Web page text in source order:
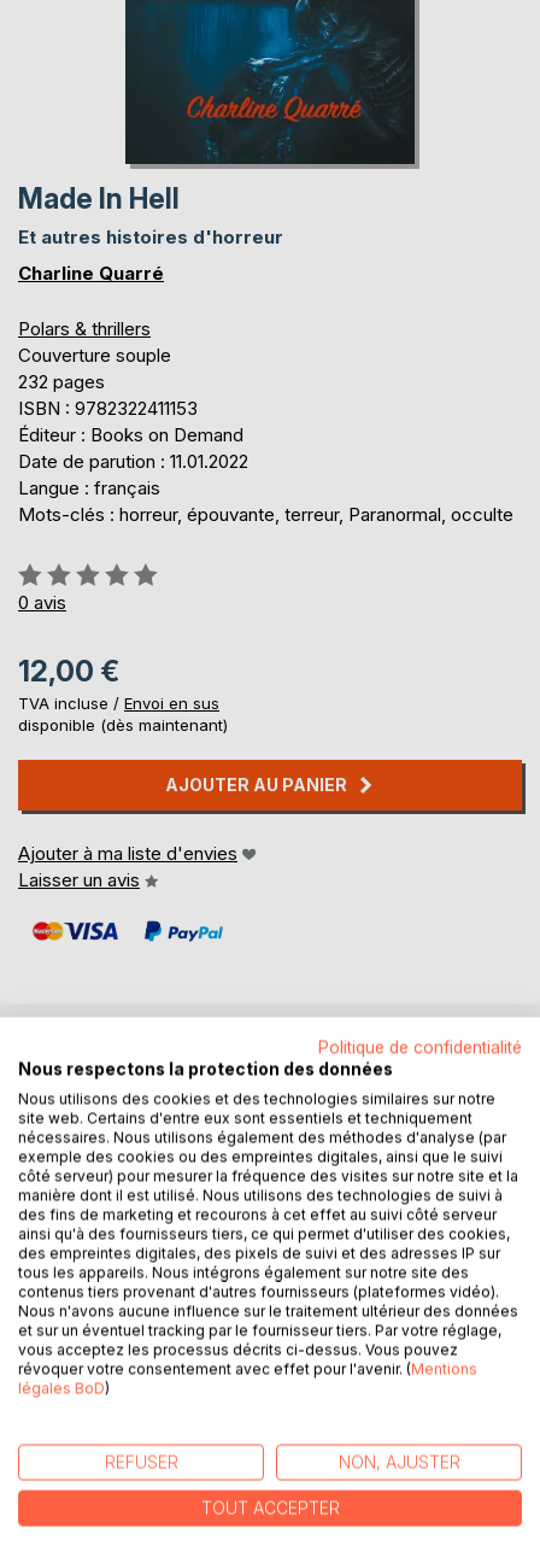
Made In Hell
Et autres histoires d'horreur
Charline Quarré
Polars & thrillers
Couverture souple
232 pages
ISBN : 9782322411153
Éditeur : Books on Demand
Date de parution : 11.01.2022
Langue : français
Mots-clés : horreur, épouvante, terreur, Paranormal, occulte
Évaluation:
0%
0 avis
12,00 €
TVA incluse / Envoi en sus
disponible (dès maintenant)
AJOUTER AU PANIER
Ajouter à ma liste d'envies
Laisser un avis
DESCRIPTION
Dans la campagne profonde des années 1990, quatre
adolescentes se préparent pour la soirée de l'année. Après
avoir trop fêté l'an 2000, une jet-setteuse se réveille avec
une sévère gueule de bois. Dans une petite ville des États-
Unis, un père anxieux s'apprête à confier sa fille à sa
grand-mère le temps des grandes vacances. Tout avait
bien commencé, pourtant. Jusqu'à cet instant de stupeur
irréversible où, sans l'avoir vu venir, les choses ont pris une
tournure infernale.
Écrivain Française, Charline Quarré se distingue dans le
francophones.
AUTEUR(S)
Politique de confidentialité
Nous respectons la protection des données
Nous utilisons des cookies et des technologies similaires sur notre
site web. Certains d'entre eux sont essentiels et techniquement
nécessaires. Nous utilisons également des méthodes d'analyse (par
exemple des cookies ou des empreintes digitales, ainsi que le suivi
côté serveur) pour mesurer la fréquence des visites sur notre site et la
manière dont il est utilisé. Nous utilisons des technologies de suivi à
des fins de marketing et recourons à cet effet au suivi côté serveur
ainsi qu'à des fournisseurs tiers, ce qui permet d'utiliser des cookies,
des empreintes digitales, des pixels de suivi et des adresses IP sur
tous les appareils. Nous intégrons également sur notre site des
contenus tiers provenant d'autres fournisseurs (plateformes vidéo).
Nous n'avons aucune influence sur le traitement ultérieur des données
et sur un éventuel tracking par le fournisseur tiers. Par votre réglage,
vous acceptez les processus décrits ci-dessus. Vous pouvez
révoquer votre consentement avec effet pour l'avenir. (Mentions
légales BoD)
REFUSER NON, AJUSTER
TOUT ACCEPTER